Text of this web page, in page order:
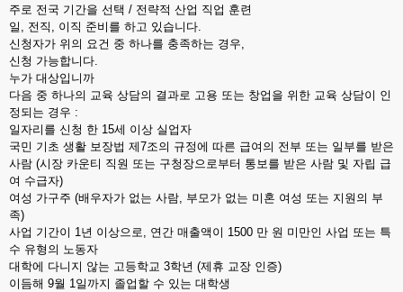
주로 전국 기간을 선택 / 전략적 산업 직업 훈련
일, 전직, 이직 준비를 하고 있습니다.
신청자가 위의 요건 중 하나를 충족하는 경우,
신청 가능합니다.
누가 대상입니까
다음 중 하나의 교육 상담의 결과로 고용 또는 창업을 위한 교육 상담이 인
정되는 경우 :
일자리를 신청 한 15세 이상 실업자
국민 기초 생활 보장법 제7조의 규정에 따른 급여의 전부 또는 일부를 받은
사람 (시장 카운티 직원 또는 구청장으로부터 통보를 받은 사람 및 자립 급
여 수급자)
여성 가구주 (배우자가 없는 사람, 부모가 없는 미혼 여성 또는 지원의 부
족)
사업 기간이 1년 이상으로, 연간 매출액이 1500 만 원 미만인 사업 또는 특
수 유형의 노동자
대학에 다니지 않는 고등학교 3학년 (제휴 교장 인증)
이듬해 9월 1일까지 졸업할 수 있는 대학생